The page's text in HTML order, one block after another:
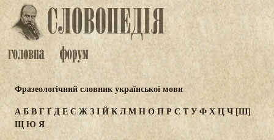
Фразеологічний словник української мови
АБВГҐДЕЄ ЖЗІЙКЛМНОПР СТУФХЦЧ [Ш]
ЩЮ Я